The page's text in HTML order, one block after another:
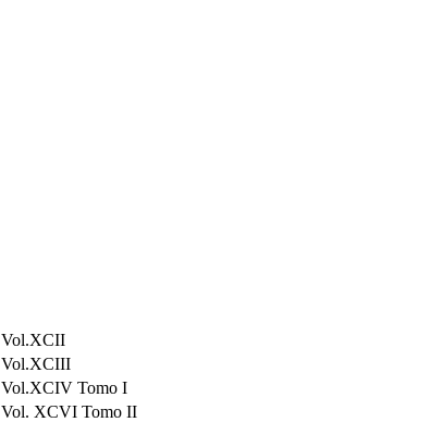
Vol.XCII
Vol.XCIII
Vol.XCIV Tomo I
Vol. XCVI Tomo II